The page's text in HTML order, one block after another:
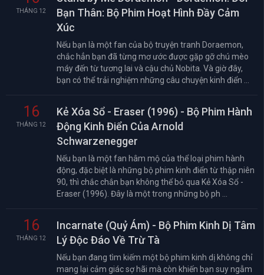
THÁNG 12
Bạn Thân: Bộ Phim Hoạt Hình Đầy Cảm
Xúc
Nếu bạn là một fan của bộ truyện tranh Doraemon,
chắc hẳn bạn đã từng mơ ước được gặp gỡ chú mèo
máy đến từ tương lai và cậu chủ Nobita. Và giờ đây,
bạn có thể trải nghiệm những câu chuyện kinh điển ...
16
THÁNG 12
Kẻ Xóa Sổ - Eraser (1996) - Bộ Phim Hành
Động Kinh Điển Của Arnold
Schwarzenegger
Nếu bạn là một fan hâm mộ của thể loại phim hành
động, đặc biệt là những bộ phim kinh điển từ thập niên
90, thì chắc chắn bạn không thể bỏ qua Kẻ Xóa Sổ -
Eraser (1996). Đây là một trong những bộ ph ...
16
THÁNG 12
Incarnate (Quỷ Ám) - Bộ Phim Kinh Dị Tâm
Lý Độc Đáo Về Trừ Tà
Nếu bạn đang tìm kiếm một bộ phim kinh dị không chỉ
mang lại cảm giác sợ hãi mà còn khiến bạn suy ngẫm